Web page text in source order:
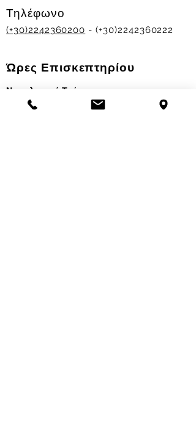
Τηλέφωνο
(+30)2242360200 - (+30)2242360222
Ώρες Επισκεπτηρίου
Νοσηλευτικά Τμήματα
Χειμερινό ωράριο: 11.00-13.00
17.30-19.30